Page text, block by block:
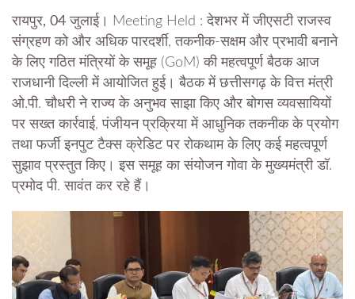
रायपुर, 04 जुलाई।
Meeting Held : देशभर में जीएसटी राजस्व
संग्रहण को और अधिक पारदर्शी, तकनीक-सक्षम और प्रभावी बनाने
के लिए गठित मंत्रियों के समूह (GoM) की महत्वपूर्ण बैठक आज
राजधानी दिल्ली में आयोजित हुई। बैठक में छत्तीसगढ़ के वित्त मंत्री
ओ.पी. चौधरी ने राज्य के अनुभव साझा किए और बोगस व्यवसायियों
पर सख्त कार्रवाई, पंजीयन प्रक्रिया में आधुनिक तकनीक के प्रयोग
तथा फर्जी इनपुट टैक्स क्रेडिट पर रोकथाम के लिए कई महत्वपूर्ण
सुझाव प्रस्तुत किए। इस समूह का संयोजन गोवा के मुख्यमंत्री डॉ.
प्रमोद पी. सावंत कर रहे हैं।